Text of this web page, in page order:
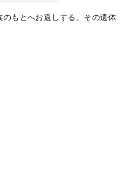
のもとへお返しする。その遺体